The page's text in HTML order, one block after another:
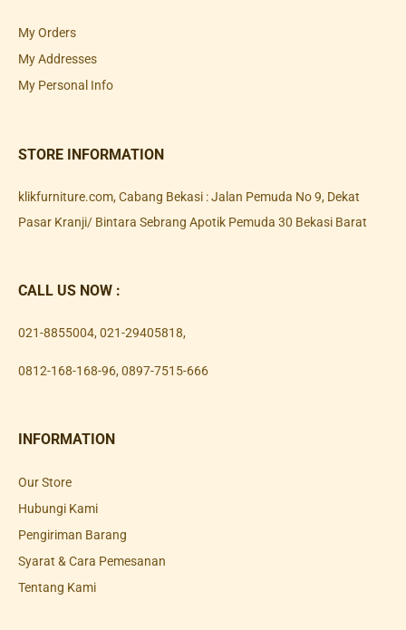
My Orders
My Addresses
My Personal Info
STORE INFORMATION
klikfurniture.com, Cabang Bekasi : Jalan Pemuda No 9, Dekat
Pasar Kranji/ Bintara Sebrang Apotik Pemuda 30 Bekasi Barat
CALL US NOW :
021-8855004, 021-29405818,
0812-168-168-96, 0897-7515-666
INFORMATION
Our Store
Hubungi Kami
Pengiriman Barang
Syarat & Cara Pemesanan
Tentang Kami